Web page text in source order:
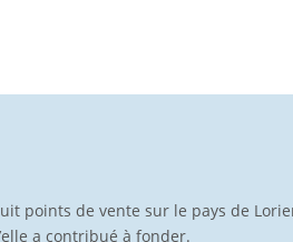
points de vente sur le pays de
a contribué à fonder.